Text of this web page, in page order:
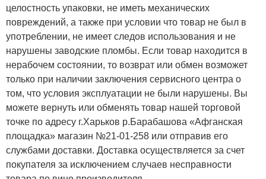
целостность упаковки, не иметь механических
повреждений, а также при условии что товар не был в
употреблении, не имеет следов использования и не
нарушены заводские пломбы. Если товар находится в
нерабочем состоянии, то возврат или обмен возможет
только при наличии заключения сервисного центра о
том, что условия эксплуатации не были нарушены. Вы
можете вернуть или обменять товар нашей торговой
точке по адресу г.Харьков р.Барабашова «Афганская
площадка» магазин №21-01-258 или отправив его
службами доставки. Доставка осуществляется за счет
покупателя за исключением случаев несправности